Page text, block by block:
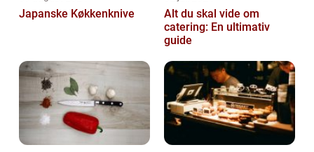
Japanske Køkkenknive
Alt du skal vide om
catering: En ultimativ
guide